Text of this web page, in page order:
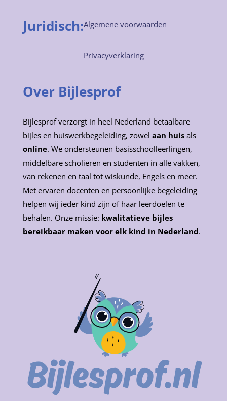
Juridisch:Algemene voorwaarden
Privacyverklaring
Over Bijlesprof
Bijlesprof verzorgt in heel Nederland betaalbare
bijles en huiswerkbegeleiding, zowel aan huisals
online. We ondersteunen basisschoolleerlingen,
middelbare scholieren en studenten in alle vakken,
van rekenen en taal tot wiskunde, Engels en meer.
Met ervaren docenten en persoonlijke begeleiding
helpen wij ieder kind zijn of haar leerdoelen te
behalen. Onze missie: kwalitatieve bijles
bereikbaar maken voor elk kind in Nederland.